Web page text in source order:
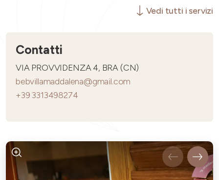
Vedi tutti i servizi
Contatti
VIA PROVVIDENZA 4, BRA (CN)
bebvillamaddalena@gmail.com
+39 3313498274